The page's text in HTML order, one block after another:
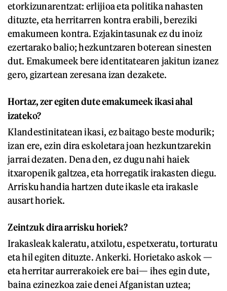
etorkizunarentzat: erlijioa eta politika nahasten
dituzte, eta herritarren kontra erabili, bereziki
emakumeen kontra. Ezjakintasunak ez du inoiz
ezertarako balio; hezkuntzaren boterean sinesten
dut. Emakumeek bere identitatearen jakitun izanez
gero, gizartean zeresana izan dezakete.
Hortaz, zer egiten dute emakumeek ikasi ahal
izateko?
Klandestinitatean ikasi, ez baitago beste modurik;
izan ere, ezin dira eskoletara joan hezkuntzarekin
jarrai dezaten. Dena den, ez dugu nahi haiek
itxaropenik galtzea, eta horregatik irakasten diegu.
Arrisku handia hartzen dute ikasle eta irakasle
ausart horiek.
Zeintzuk dira arrisku horiek?
Irakasleak kaleratu, atxilotu, espetxeratu, torturatu
eta hil egiten dituzte. Ankerki. Horietako askok —
eta herritar aurrerakoiek ere bai— ihes egin dute,
baina ezinezkoa zaie denei Afganistan uztea;